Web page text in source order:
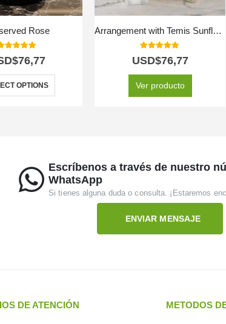
Rose
out of 5
76,77
OPTIONS
Arrangement with Temis Sunflowers
out of 5
USD$76,77
Ver producto
Escríbenos a través de nuestro
WhatsApp
Si tienes alguna duda o consulta. ¡Estaremos
ENVIAR MENSAJE
DE ATENCIÓN METODOS